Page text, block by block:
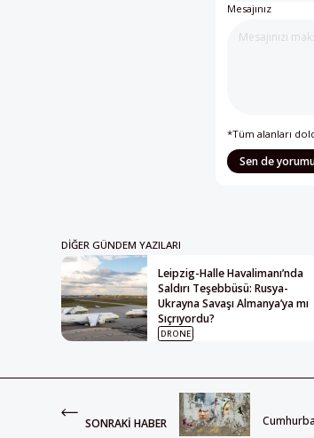
Mesajınız
*Tüm alanları
Sen de
DIĞER GÜNDEM YAZILARI
Leipzig-Halle Havalimanı’nda
Saldırı Teşebbüsü: Rusya-
Ukrayna Savaşı Almanya’ya mı
Sıçrıyordu?
DRONE
SONRAKI HABER